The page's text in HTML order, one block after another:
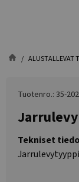
ALUSTALLEVAT
Tuotenro.: 35-
Tekniset